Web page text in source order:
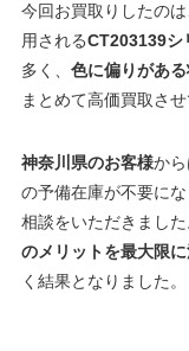
今回お買取りしたの
用されるCT203139シ
多く、 色に偏りがあ
まとめて高価買取さ
神奈川県のお客様か
の予備在庫が不要に
相談をいただきまし
のメリットを最大限
く結果となりました。